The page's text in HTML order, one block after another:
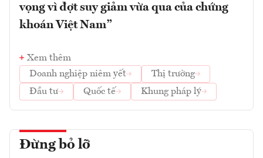
vọng vì đợt suy giảm vừa qua của chứng
khoán Việt Nam”
Xem thêm
Doanh nghiệp niêm yết
Thị trường
Đầu tư
Quốc tế Khung pháp lý
Đừng bỏ lỡ